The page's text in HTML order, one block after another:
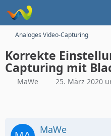
Analoges Video-Capturing
Korrekte
Capturing mit
MaWe 25. März 2020
MaWe